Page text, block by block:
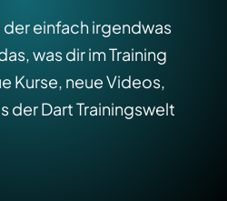
einfach irgendwas
was dir im Training
Kurse, neue Videos,
der Dart Trainingswelt